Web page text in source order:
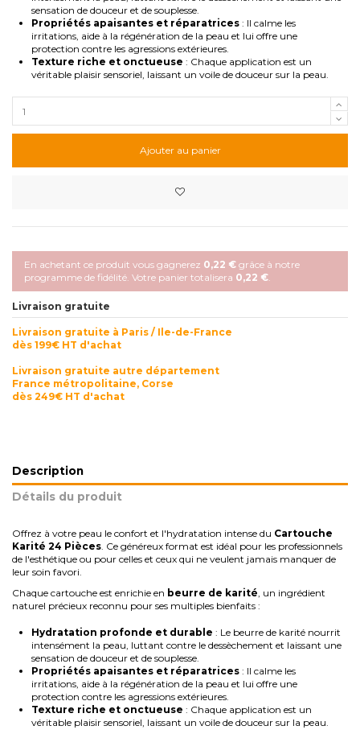
sensation de douceur et de souplesse.
Propriétés apaisantes et réparatrices : Il calme les
irritations, aide à la régénération de la peau et lui offre une
protection contre les agressions extérieures.
Texture riche et onctueuse : Chaque application est un
véritable plaisir sensoriel, laissant un voile de douceur sur la peau.
Ajouter au panier
En achetant ce produit vous gagnerez 0,22 € grâce à notre
programme de fidélité. Votre panier totalisera 0,22 €.
Livraison gratuite
Livraison gratuite à Paris / Ile-de-France
dès 199€ HT d'achat
Livraison gratuite autre département
France métropolitaine, Corse
dès 249€ HT d'achat
Description
Détails du produit
Offrez à votre peau le confort et l'hydratation intense du Cartouche
Karité 24 Pièces. Ce généreux format est idéal pour les professionnels
de l'esthétique ou pour celles et ceux qui ne veulent jamais manquer de
leur soin favori.
Chaque cartouche est enrichie en beurre de karité, un ingrédient
naturel précieux reconnu pour ses multiples bienfaits :
Hydratation profonde et durable : Le beurre de karité nourrit
intensément la peau, luttant contre le dessèchement et laissant une
sensation de douceur et de souplesse.
Propriétés apaisantes et réparatrices : Il calme les
irritations, aide à la régénération de la peau et lui offre une
protection contre les agressions extérieures.
Texture riche et onctueuse : Chaque application est un
véritable plaisir sensoriel, laissant un voile de douceur sur la peau.